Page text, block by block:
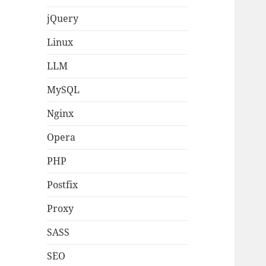
jQuery
Linux
LLM
MySQL
Nginx
Opera
PHP
Postfix
Proxy
SASS
SEO